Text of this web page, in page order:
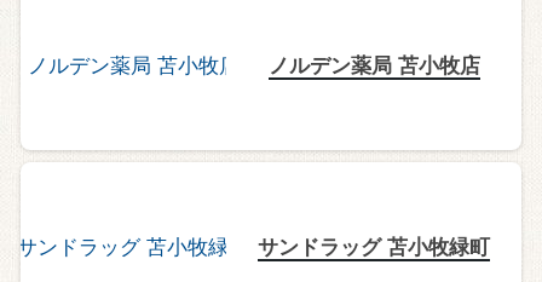
ノルデン薬局 苫小牧店
サンドラッグ 苫小牧緑町